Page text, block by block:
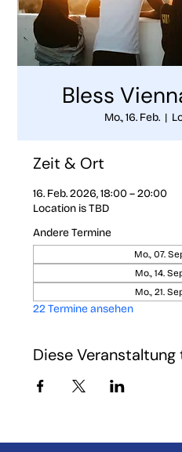
Bless
Mo., 16. Feb.
  |
Zeit & Ort
16. Feb. 2026, 18:00 – 20:00
Location is TBD
Andere Termine
Mo., 07.
Mo., 14.
Mo., 21.
22 Termine ansehen
Diese Veranstaltung